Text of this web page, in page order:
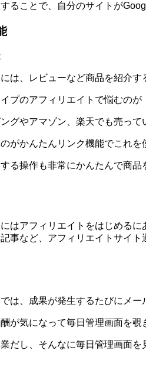
ることで、自分のサイトが
は、レビューなど商品を紹介
プのアフィリエイトで悩むの
グやアマゾン、楽天でも売っ
がかんたんリンク機能でこれ
る操作も非常にかんたんで商
はアフィリエイトをはじめる
事など、アフィリエイトサイ
は、成果が発生するたびにメー
が気になって毎日管理画面を
業だし、そんなに毎日管理画面